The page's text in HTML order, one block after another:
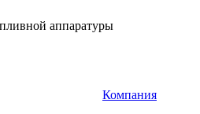
аппаратуры
Компания